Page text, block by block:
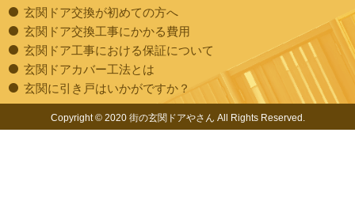
玄関ドア交換が初めての方へ
玄関ドア交換工事にかかる費用
玄関ドア工事における保証について
玄関ドアカバー工法とは
玄関に引き戸はいかがですか？
Copyright © 2020 街の玄関ドアやさん All Rights Reserved.